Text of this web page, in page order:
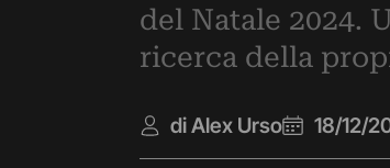
del Natale 2024.
ricerca della
di Alex Urso 18/12/